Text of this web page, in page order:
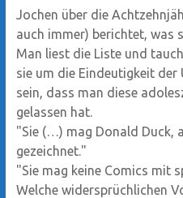
Jochen über die
auch immer) berichtet, was
Man liest die Liste und
sie um die Eindeutigkeit
sein, dass man diese
gelassen hat.
"Sie (…) mag Donald Duck,
gezeichnet."
"Sie mag keine Comics mit
Welche widersprüchlichen